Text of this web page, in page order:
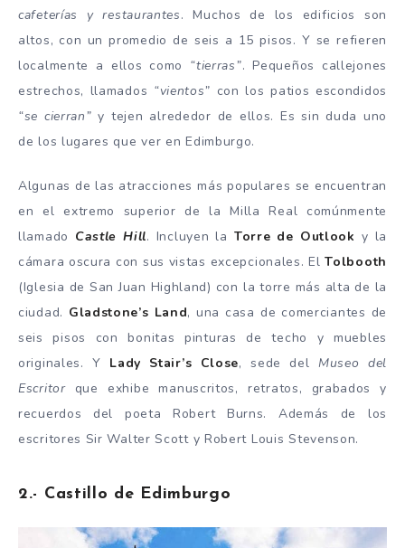
cafeterías y restaurantes. Muchos de los edificios son
altos, con un promedio de seis a 15 pisos. Y se refieren
localmente a ellos como “tierras”. Pequeños callejones
estrechos, llamados “vientos” con los patios escondidos
“se cierran” y tejen alrededor de ellos. Es sin duda uno
de los lugares que ver en Edimburgo.
Algunas de las atracciones más populares se encuentran
en el extremo superior de la Milla Real comúnmente
llamado Castle Hill. Incluyen la Torre de Outlook y la
cámara oscura con sus vistas excepcionales. ElTolbooth
(Iglesia de San Juan Highland) con la torre más alta de la
ciudad. Gladstone’s Land, una casa de comerciantes de
seis pisos con bonitas pinturas de techo y muebles
originales. Y Lady Stair’s Close, sede del Museo del
Escritorque exhibe manuscritos, retratos, grabados y
recuerdos del poeta Robert Burns. Además de los
escritores Sir Walter Scott y Robert Louis Stevenson.
2.- Castillo de Edimburgo